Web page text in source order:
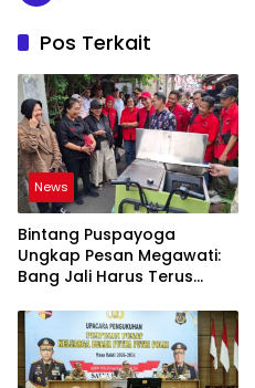
Pos Terkait
News
Bintang Puspayoga
Ungkap Pesan Megawati:
Bang Jali Harus Terus
Dikembangkan